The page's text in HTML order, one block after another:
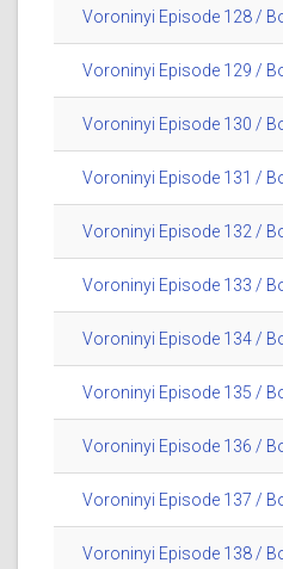
Voroninyi Episode 128 /
Voroninyi Episode 129 /
Voroninyi Episode 130 /
Voroninyi Episode 131 /
Voroninyi Episode 132 /
Voroninyi Episode 133 /
Voroninyi Episode 134 /
Voroninyi Episode 135 /
Voroninyi Episode 136 /
Voroninyi Episode 137 /
Voroninyi Episode 138 /